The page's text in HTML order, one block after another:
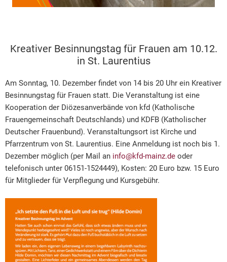
Kreativer Besinnungstag für Frauen am 10.12.
in St. Laurentius
Am Sonntag, 10. Dezember findet von 14 bis 20 Uhr ein Kreativer
Besinnungstag für Frauen statt. Die Veranstaltung ist eine
Kooperation der Diözesanverbände von kfd (Katholische
Frauengemeinschaft Deutschlands) und KDFB (Katholischer
Deutscher Frauenbund). Veranstaltungsort ist Kirche und
Pfarrzentrum von St. Laurentius. Eine Anmeldung ist noch bis 1.
Dezember möglich (per Mail an info@kfd-mainz.de oder
telefonisch unter 06151-1524449), Kosten: 20 Euro bzw. 15 Euro
für Mitglieder für Verpflegung und Kursgebühr.